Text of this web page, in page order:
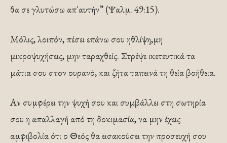
θα σε γλυτώσω απ΄αυτήν” (Ψαλμ. 49:15).
Μόλις, λοιπόν, πέσει επάνω σου ηθλίψη,μη
μικροψυχήσεις, μην ταραχθείς. Στρέψε ικετευτικά τα
μάτια σου στον ουρανό, και ζήτα ταπεινά τη θεία βοήθεια.
Αν συμφέρει την ψυχή σου και συμβάλλει στη σωτηρία
σου η απαλλαγή από τη δοκιμασία, να μην έχεις
αμφιβολία ότι ο Θεός θα εισακούσει την προσευχή σου